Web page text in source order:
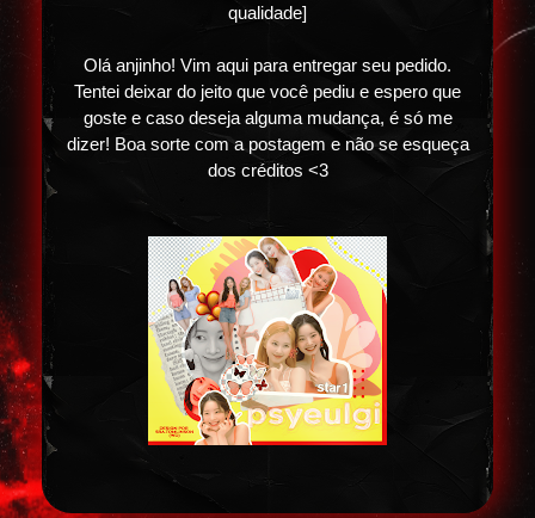
qualidade]
Olá anjinho! Vim aqui para entregar seu pedido.
Tentei deixar do jeito que você pediu e espero que
goste e caso deseja alguma mudança, é só me
dizer! Boa sorte com a postagem e não se esqueça
dos créditos <3